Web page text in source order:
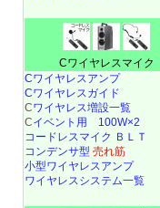
Cワイヤレスマイク
Cワイヤレスアンプ
Cワイヤレスガイド
Cワイヤレス増設一覧
Cイベント用 100W×2
コードレスマイク ＢＬＴ
コンデンサ型 売れ筋
小型ワイヤレスアンプ
ワイヤレスシステム一覧